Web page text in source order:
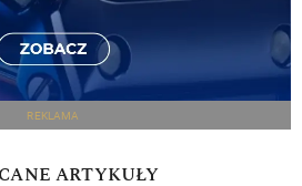
REKLAMA
ARTYKUŁY